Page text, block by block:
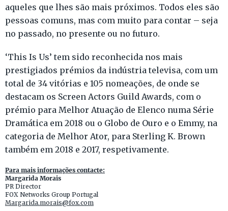
aqueles que lhes são mais próximos. Todos eles são
pessoas comuns, mas com muito para contar – seja
no passado, no presente ou no futuro.
‘This Is Us’ tem sido reconhecida nos mais
prestigiados prémios da indústria televisa, com um
total de 34 vitórias e 105 nomeações, de onde se
destacam os Screen Actors Guild Awards, com o
prémio para Melhor Atuação de Elenco numa Série
Dramática em 2018 ou o Globo de Ouro e o Emmy, na
categoria de Melhor Ator, para Sterling K. Brown
também em 2018 e 2017, respetivamente.
Para mais informações contacte:
Margarida Morais
PR Director
FOX Networks Group Portugal
Margarida.morais@fox.com